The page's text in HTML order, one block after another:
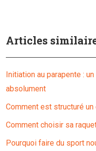
Articles
Initiation au parapente :
absolument
Comment est structuré
Comment choisir sa
Pourquoi faire du sport